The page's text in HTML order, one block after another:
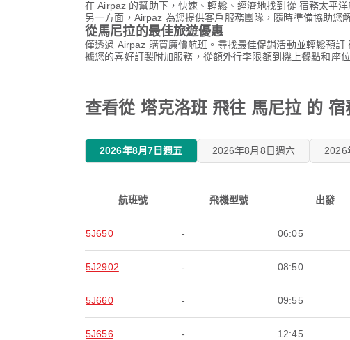
在 Airpaz 的幫助下，快速、輕鬆、經濟地找到從 宿務太平
另一方面，Airpaz 為您提供客戶服務團隊，隨時準備協助您
從馬尼拉的最佳旅遊優惠
僅透過 Airpaz 購買廉價航班。尋找最佳促銷活動並輕鬆預
據您的喜好訂製附加服務，從額外行李限額到機上餐點和座
查看從 塔克洛班 飛往 馬尼拉 的
2026年8月7日週五 2026年8月8日週六 2026
航班號 飛機型號 出發
5J650 - 06:05
5J2902 - 08:50
5J660 - 09:55
5J656 - 12:45